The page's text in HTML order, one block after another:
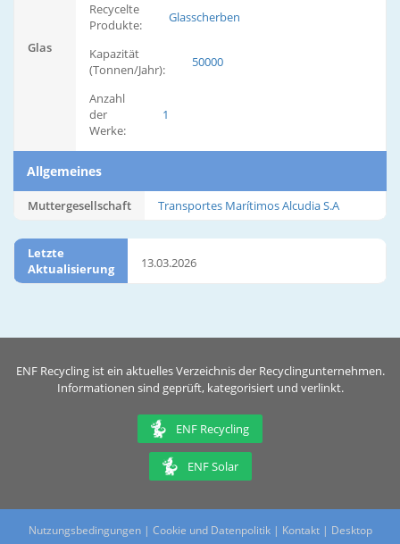
Glas
Recycelte
Produkte:
Glasscherben
Kapazität
(Tonnen/Jahr):
50000
Anzahl
der
Werke:
1
Allgemeines
Muttergesellschaft Transportes Marítimos Alcudia S.A
Letzte
Aktualisierung
13.03.2026
ENF Recycling ist ein aktuelles Verzeichnis der Recyclingunternehmen.
Informationen sind geprüft, kategorisiert und verlinkt.
ENF Recycling
ENF Solar
Nutzungsbedingungen| Cookie und Datenpolitik| Kontakt | Desktop